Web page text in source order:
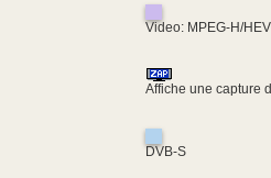
Video: MPEG-H/
Affiche une capture
DVB-S